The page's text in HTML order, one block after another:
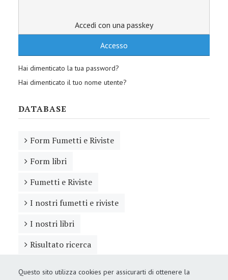
Questo sito utilizza cookies per assicurarti di ottenere la
Accedi con una passkey
Accesso
Hai dimenticato la tua password?
Hai dimenticato il tuo nome utente?
DATABASE
Form Fumetti e Riviste
Form libri
Fumetti e Riviste
I nostri fumetti e riviste
I nostri libri
Risultato ricerca